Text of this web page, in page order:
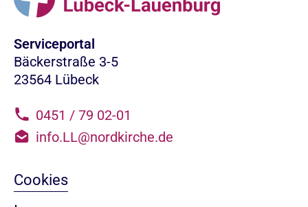
Serviceportal
Bäckerstraße 3-5
23564 Lübeck
0451 / 79 02-01
info.LL@nordkirche.de
Cookies